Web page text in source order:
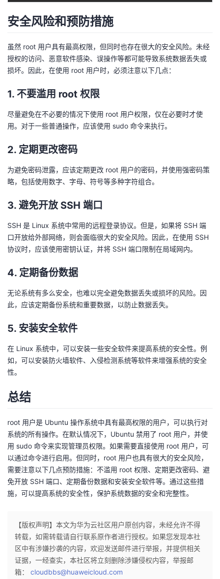
安全风险和预防措施
虽然 root 用户具有最高权限，但同时也存在很大的安全风险。未经
授权的访问、恶意软件感染、误操作等都可能导致系统数据丢失或
损坏。因此，在使用 root 用户时，必须注意以下几点：
1. 不要滥用 root 权限
尽量避免在不必要的情况下使用 root 用户权限，仅在必要时才使
用。对于一些普通操作，应该使用 sudo 命令来执行。
2. 定期更改密码
为避免密码泄露，应该定期更改 root 用户的密码，并使用强密码策
略，包括使用数字、字母、符号等多种字符组合。
3. 避免开放 SSH 端口
SSH 是 Linux 系统中常用的远程登录协议。但是，如果将 SSH 端
口开放给外部网络，则会面临很大的安全风险。因此，在使用 SSH
协议时，应该使用密钥认证，并将 SSH 端口限制在局域网内。
4. 定期备份数据
无论系统有多么安全，也难以完全避免数据丢失或损坏的风险。因
此，应该定期备份系统和重要数据，以防止数据丢失。
5. 安装安全软件
在 Linux 系统中，可以安装一些安全软件来提高系统的安全性。例
如，可以安装防火墙软件、入侵检测系统等软件来增强系统的安全
性。
总结
root 用户是 Ubuntu 操作系统中具有最高权限的用户，可以执行对
系统的所有操作。在默认情况下，Ubuntu 禁用了 root 用户，并使
用 sudo 命令来实现管理员权限。如果需要直接使用 root 用户，可
以通过命令进行启用。但同时，root 用户也具有很大的安全风险，
需要注意以下几点预防措施：不滥用 root 权限、定期更改密码、避
免开放 SSH 端口、定期备份数据和安装安全软件等。通过这些措
施，可以提高系统的安全性，保护系统数据的安全和完整性。
【版权声明】本文为华为云社区用户原创内容，未经允许不得
转载，如需转载请自行联系原作者进行授权。如果您发现本社
区中有涉嫌抄袭的内容，欢迎发送邮件进行举报，并提供相关
证据，一经查实，本社区将立刻删除涉嫌侵权内容，举报邮
箱： cloudbbs@huaweicloud.com